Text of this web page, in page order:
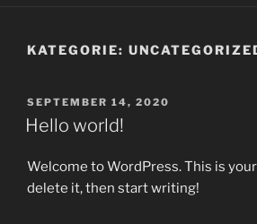
KATEGORIE:
VERÖFFENTLICHT
AM
SEPTEMBER 14, 2020
Hello world!
Welcome to WordPress. This is
delete it, then start writing!